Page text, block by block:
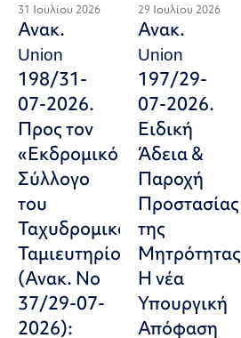
31 Ιουλίου 2026
Ανακ.
Union
198/31-
07-2026.
Προς τον
«Εκδρομικό
Σύλλογο
του
Ταχυδρομικού
Ταμιευτηρίου»
(Ανακ. Νο
37/29-07-
2026):
29 Ιουλίου 2026
Ανακ.
Union
197/29-
07-2026.
Ειδική
Άδεια &
Παροχή
Προστασίας
της
Μητρότητας:
Η νέα
Υπουργική
Απόφαση